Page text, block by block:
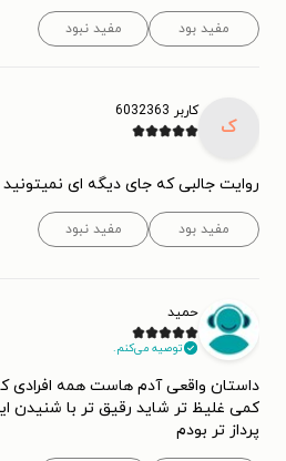
مفید بود مفید نبود
ک
کاربر 6032363
روایت جالبی که جای دیگه ای
مفید بود مفید نبود
حمید
توصیه می‌کنم.
داستان واقعی آدم هاست همه افرادی
کمی غلیظ تر شاید رقیق تر با شنیدن
پرداز تر بودم